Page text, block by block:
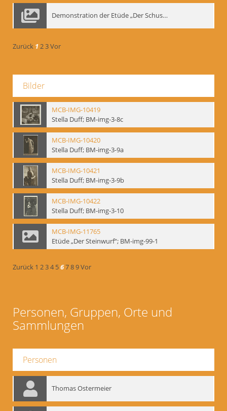
Demonstration der Etüde „Der Schuss mit dem Bogen“ durch Gennadij Nikolajewitsch Bogdanow, Berlin 1991
Zurück 123Vor
Bilder
MCB-IMG-10419
Stella Duff; BM-img-3-8c
MCB-IMG-10420
Stella Duff; BM-img-3-9a
MCB-IMG-10421
Stella Duff; BM-img-3-9b
MCB-IMG-10422
Stella Duff; BM-img-3-10
MCB-IMG-11765
Etüde „Der Steinwurf“; BM-img-99-1
Zurück 1 234 56789Vor
Personen, Gruppen, Orte und
Sammlungen
Personen
Thomas Ostermeier